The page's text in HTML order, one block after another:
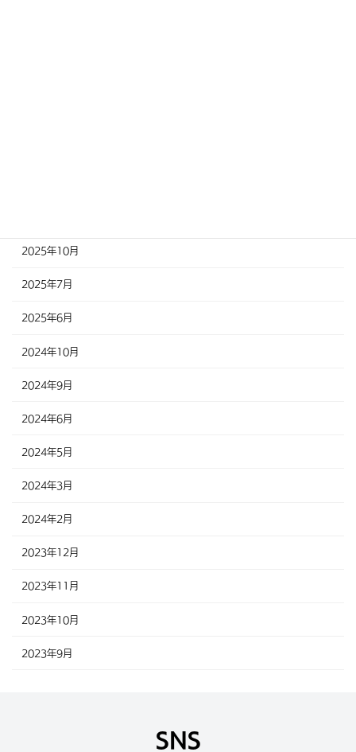
2025年10月
2025年7月
2025年6月
2024年10月
2024年9月
2024年6月
2024年5月
2024年3月
2024年2月
2023年12月
2023年11月
2023年10月
2023年9月
SNS